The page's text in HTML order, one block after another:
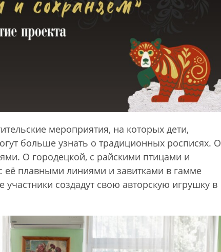
мероприятия, на которых дети,
больше узнать о традиционных росписях. О
О городецкой, с райскими птицами и
её плавными линиями и завитками в гамме
создадут свою авторскую игрушку в